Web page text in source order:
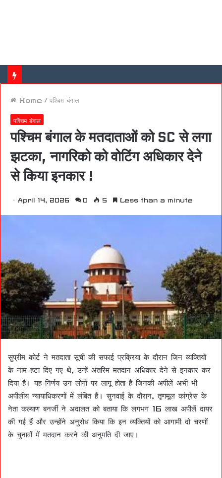
Home / पश्चिम बंगाल
पश्चिम बंगाल
पश्चिम बंगाल के मतदाताओं को SC से लगा
झटका, नागरिको को वोटिंग अधिकार देने
से किया इनकार !
April 14, 2026 0 5 Less than a minute
सुप्रीम कोर्ट ने मतदाता सूची की सफाई प्रक्रिया के दौरान जिन व्यक्तियों
के नाम हटा दिए गए थे, उन्हें अंतरिम मतदान अधिकार देने से इनकार कर
दिया है। यह निर्णय उन लोगों पर लागू होता है जिनकी अपीलें अभी भी
अपीलीय न्यायाधिकरणों में लंबित हैं। सुनवाई के दौरान, तृणमूल कांग्रेस के
नेता कल्याण बनर्जी ने अदालत को बताया कि लगभग 16 लाख अपीलें दायर
की गई हैं और उन्होंने अनुरोध किया कि इन व्यक्तियों को आगामी दो चरणों
के चुनावों में मतदान करने की अनुमति दी जाए।